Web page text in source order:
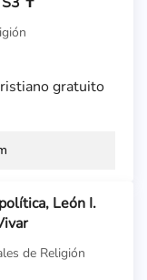
gratuito
León I.
de Religión